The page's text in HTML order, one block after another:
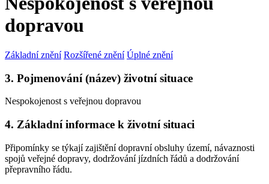
dopravou
Základní znění Rozšířené znění Úplné znění
3. Pojmenování (název) životní situace
Nespokojenost s veřejnou dopravou
4. Základní informace k životní situaci
Připomínky se týkají zajištění dopravní obsluhy území, návaznosti
spojů veřejné dopravy, dodržování jízdních řádů a dodržování
přepravního řádu.